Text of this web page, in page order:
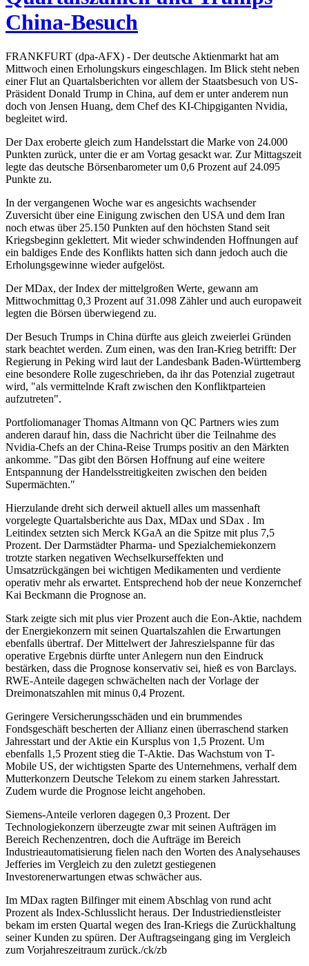
China-Besuch
FRANKFURT (dpa-AFX) - Der deutsche Aktienmarkt hat am
Mittwoch einen Erholungskurs eingeschlagen. Im Blick steht neben
einer Flut an Quartalsberichten vor allem der Staatsbesuch von US-
Präsident Donald Trump in China, auf dem er unter anderem nun
doch von Jensen Huang, dem Chef des KI-Chipgiganten Nvidia,
begleitet wird.
Der Dax eroberte gleich zum Handelsstart die Marke von 24.000
Punkten zurück, unter die er am Vortag gesackt war. Zur Mittagszeit
legte das deutsche Börsenbarometer um 0,6 Prozent auf 24.095
Punkte zu.
In der vergangenen Woche war es angesichts wachsender
Zuversicht über eine Einigung zwischen den USA und dem Iran
noch etwas über 25.150 Punkten auf den höchsten Stand seit
Kriegsbeginn geklettert. Mit wieder schwindenden Hoffnungen auf
ein baldiges Ende des Konflikts hatten sich dann jedoch auch die
Erholungsgewinne wieder aufgelöst.
Der MDax, der Index der mittelgroßen Werte, gewann am
Mittwochmittag 0,3 Prozent auf 31.098 Zähler und auch europaweit
legten die Börsen überwiegend zu.
Der Besuch Trumps in China dürfte aus gleich zweierlei Gründen
stark beachtet werden. Zum einen, was den Iran-Krieg betrifft: Der
Regierung in Peking wird laut der Landesbank Baden-Württemberg
eine besondere Rolle zugeschrieben, da ihr das Potenzial zugetraut
wird, "als vermittelnde Kraft zwischen den Konfliktparteien
aufzutreten".
Portfoliomanager Thomas Altmann von QC Partners wies zum
anderen darauf hin, dass die Nachricht über die Teilnahme des
Nvidia-Chefs an der China-Reise Trumps positiv an den Märkten
ankomme. "Das gibt den Börsen Hoffnung auf eine weitere
Entspannung der Handelsstreitigkeiten zwischen den beiden
Supermächten."
Hierzulande dreht sich derweil aktuell alles um massenhaft
vorgelegte Quartalsberichte aus Dax, MDax und SDax . Im
Leitindex setzten sich Merck KGaA an die Spitze mit plus 7,5
Prozent. Der Darmstädter Pharma- und Spezialchemiekonzern
trotzte starken negativen Wechselkurseffekten und
Umsatzrückgängen bei wichtigen Medikamenten und verdiente
operativ mehr als erwartet. Entsprechend hob der neue Konzernchef
Kai Beckmann die Prognose an.
Stark zeigte sich mit plus vier Prozent auch die Eon-Aktie, nachdem
der Energiekonzern mit seinen Quartalszahlen die Erwartungen
ebenfalls übertraf. Der Mittelwert der Jahreszielspanne für das
operative Ergebnis dürfte unter Anlegern nun den Eindruck
bestärken, dass die Prognose konservativ sei, hieß es von Barclays.
RWE-Anteile dagegen schwächelten nach der Vorlage der
Dreimonatszahlen mit minus 0,4 Prozent.
Geringere Versicherungsschäden und ein brummendes
Fondsgeschäft bescherten der Allianz einen überraschend starken
Jahresstart und der Aktie ein Kursplus von 1,5 Prozent. Um
ebenfalls 1,5 Prozent stieg die T-Aktie. Das Wachstum von T-
Mobile US, der wichtigsten Sparte des Unternehmens, verhalf dem
Mutterkonzern Deutsche Telekom zu einem starken Jahresstart.
Zudem wurde die Prognose leicht angehoben.
Siemens-Anteile verloren dagegen 0,3 Prozent. Der
Technologiekonzern überzeugte zwar mit seinen Aufträgen im
Bereich Rechenzentren, doch die Aufträge im Bereich
Industrieautomatisierung fielen nach den Worten des Analysehauses
Jefferies im Vergleich zu den zuletzt gestiegenen
Investorenerwartungen etwas schwächer aus.
Im MDax ragten Bilfinger mit einem Abschlag von rund acht
Prozent als Index-Schlusslicht heraus. Der Industriedienstleister
bekam im ersten Quartal wegen des Iran-Kriegs die Zurückhaltung
seiner Kunden zu spüren. Der Auftragseingang ging im Vergleich
zum Vorjahreszeitraum zurück./ck/zb